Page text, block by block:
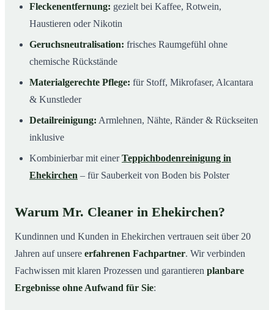
Fleckenentfernung: gezielt bei Kaffee, Rotwein,
Haustieren oder Nikotin
Geruchsneutralisation: frisches Raumgefühl ohne
chemische Rückstände
Materialgerechte Pflege: für Stoff, Mikrofaser, Alcantara
& Kunstleder
Detailreinigung: Armlehnen, Nähte, Ränder & Rückseiten
inklusive
Kombinierbar mit einerTeppichbodenreinigung in
Ehekirchen – für Sauberkeit von Boden bis Polster
Warum Mr. Cleaner in Ehekirchen?
Kundinnen und Kunden in Ehekirchen vertrauen seit über 20
Jahren auf unsere erfahrenen Fachpartner. Wir verbinden
Fachwissen mit klaren Prozessen und garantieren planbare
Ergebnisse ohne Aufwand für Sie: